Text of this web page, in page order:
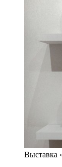
Выставка